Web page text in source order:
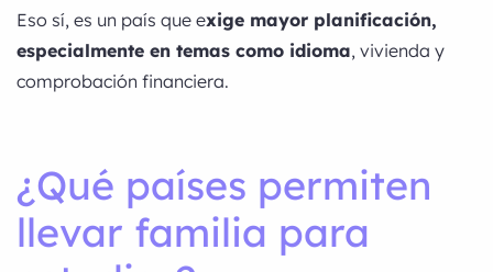
Eso sí, es un país que exige mayor planificación,
especialmente en temas como idioma, vivienda y
comprobación financiera.
¿Qué países permiten
llevar familia para